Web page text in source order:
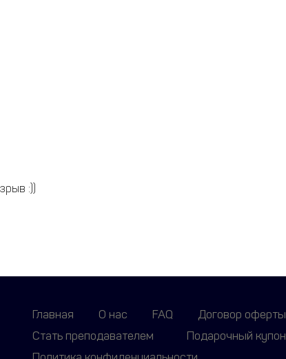
:))
Главная О нас FAQ
Договор оферты
Стать преподавателем
Подарочный купон